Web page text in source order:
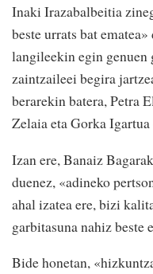
Inaki Irazabalbeitia
beste urrats bat
langileekin egin genuen
zaintzaileei begira
berarekin batera, Petra
Zelaia eta Gorka
Izan ere, Banaiz
duenez, «adineko
ahal izatea ere, bizi
garbitasuna nahiz beste
Bide honetan,